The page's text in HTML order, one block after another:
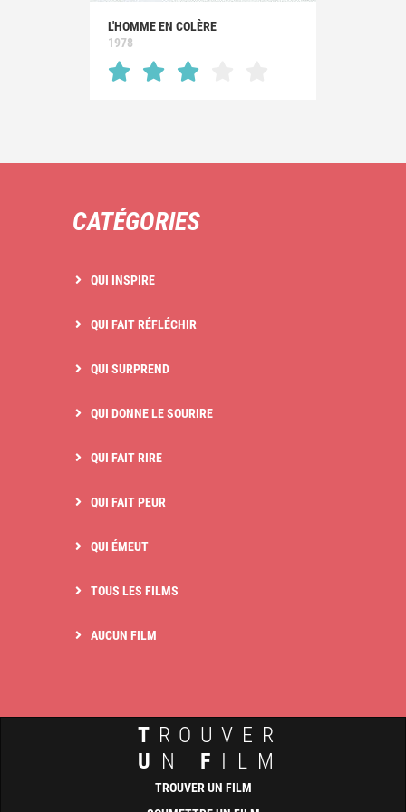
L'HOMME EN COLÈRE
1978
CATÉGORIES
QUI INSPIRE
QUI FAIT RÉFLÉCHIR
QUI SURPREND
QUI DONNE LE SOURIRE
QUI FAIT RIRE
QUI FAIT PEUR
QUI ÉMEUT
TOUS LES FILMS
AUCUN FILM
T ROUVER
U N F ILM
TROUVER UN FILM